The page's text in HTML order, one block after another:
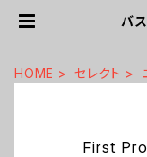
バ
HOME セレクト
First